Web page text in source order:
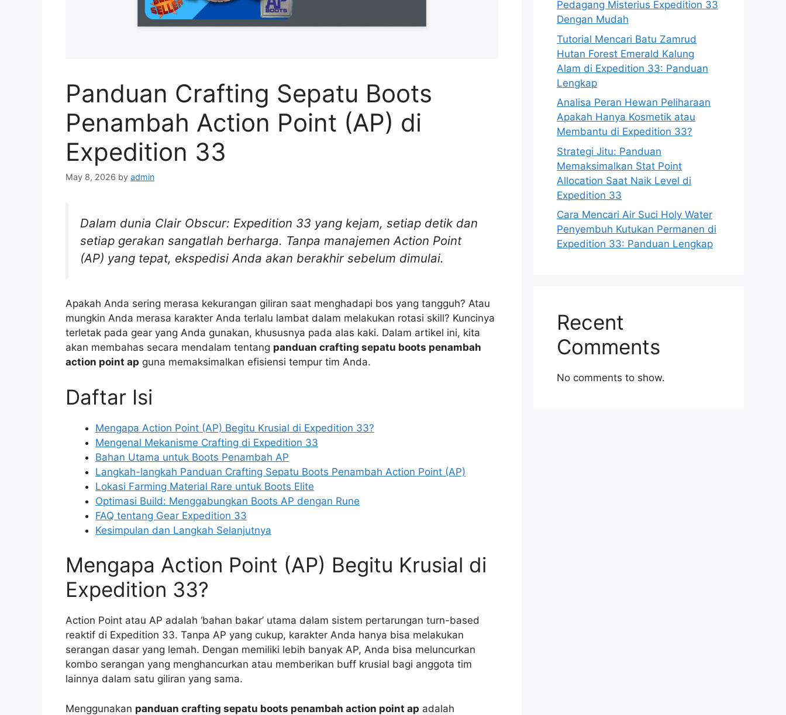
Panduan Crafting Sepatu Boots
Penambah Action Point (AP) di
Expedition 33
May 8, 2026 by admin
Dalam dunia Clair Obscur: Expedition 33 yang kejam, setiap detik dan
setiap gerakan sangatlah berharga. Tanpa manajemen Action Point
(AP) yang tepat, ekspedisi Anda akan berakhir sebelum dimulai.
Apakah Anda sering merasa kekurangan giliran saat menghadapi bos yang tangguh? Atau
mungkin Anda merasa karakter Anda terlalu lambat dalam melakukan rotasi skill? Kuncinya
terletak pada gear yang Anda gunakan, khususnya pada alas kaki. Dalam artikel ini, kita
akan membahas secara mendalam tentang panduan crafting sepatu boots penambah
action point ap guna memaksimalkan efisiensi tempur tim Anda.
Daftar Isi
Mengapa Action Point (AP) Begitu Krusial di Expedition 33?
Mengenal Mekanisme Crafting di Expedition 33
Bahan Utama untuk Boots Penambah AP
Langkah-langkah Panduan Crafting Sepatu Boots Penambah Action Point (AP)
Lokasi Farming Material Rare untuk Boots Elite
Optimasi Build: Menggabungkan Boots AP dengan Rune
FAQ tentang Gear Expedition 33
Kesimpulan dan Langkah Selanjutnya
Mengapa Action Point (AP) Begitu Krusial di
Expedition 33?
Action Point atau AP adalah ‘bahan bakar’ utama dalam sistem pertarungan turn-based
reaktif di Expedition 33. Tanpa AP yang cukup, karakter Anda hanya bisa melakukan
serangan dasar yang lemah. Dengan memiliki lebih banyak AP, Anda bisa meluncurkan
kombo serangan yang menghancurkan atau memberikan buff krusial bagi anggota tim
lainnya dalam satu giliran yang sama.
Menggunakan panduan crafting sepatu boots penambah action point ap adalah
Pedagang Misterius Expedition 33
Dengan Mudah
Tutorial Mencari Batu Zamrud
Hutan Forest Emerald Kalung
Alam di Expedition 33: Panduan
Lengkap
Analisa Peran Hewan Peliharaan
Apakah Hanya Kosmetik atau
Membantu di Expedition 33?
Strategi Jitu: Panduan
Memaksimalkan Stat Point
Allocation Saat Naik Level di
Expedition 33
Cara Mencari Air Suci Holy Water
Penyembuh Kutukan Permanen di
Expedition 33: Panduan Lengkap
Recent
Comments
No comments to show.